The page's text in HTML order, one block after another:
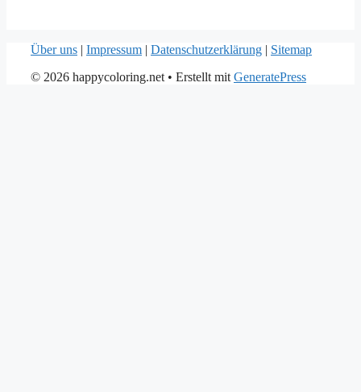
Über uns | Impressum | Datenschutzerklärung | Sitemap
© 2026 happycoloring.net • Erstellt mit GeneratePress